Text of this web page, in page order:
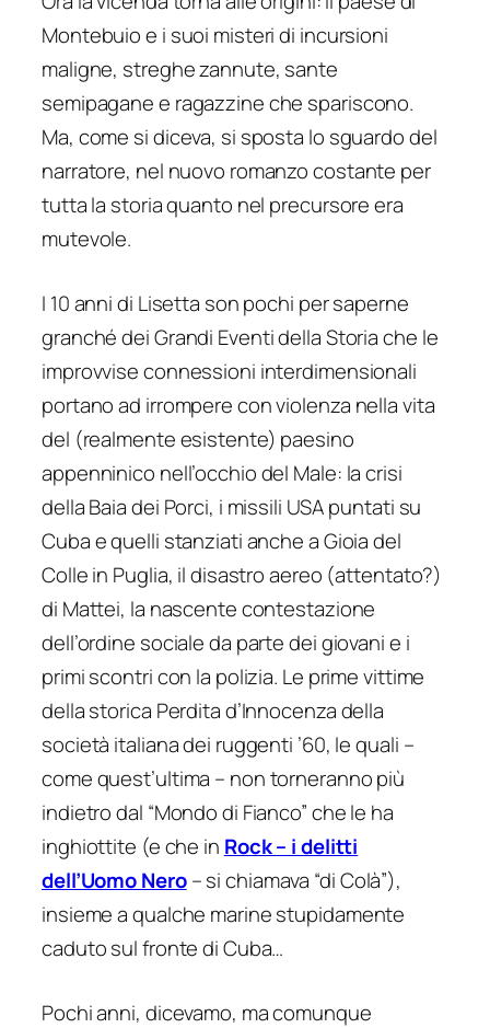
Montebuio e i suoi misteri di incursioni
maligne, streghe zannute, sante
semipagane e ragazzine che spariscono.
Ma, come si diceva, si sposta lo sguardo del
narratore, nel nuovo romanzo costante per
tutta la storia quanto nel precursore era
mutevole.
I 10 anni di Lisetta son pochi per saperne
granché dei Grandi Eventi della Storia che le
improvvise connessioni interdimensionali
portano ad irrompere con violenza nella vita
del (realmente esistente) paesino
appenninico nell’occhio del Male: la crisi
della Baia dei Porci, i missili USA puntati su
Cuba e quelli stanziati anche a Gioia del
Colle in Puglia, il disastro aereo (attentato?)
di Mattei, la nascente contestazione
dell’ordine sociale da parte dei giovani e i
primi scontri con la polizia. Le prime vittime
della storica Perdita d’Innocenza della
società italiana dei ruggenti ’60, le quali –
come quest’ultima – non torneranno più
indietro dal “Mondo di Fianco” che le ha
inghiottite (e che in Rock – i delitti
dell’Uomo Nero– si chiamava “di Colà”),
insieme a qualche marine stupidamente
caduto sul fronte di Cuba…
Pochi anni, dicevamo, ma comunque